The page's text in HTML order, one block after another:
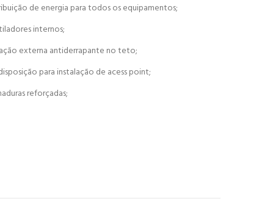
de energia para todos os equipamentos;
internos;
externa antiderrapante no teto;
para instalação de acess point;
reforçadas;